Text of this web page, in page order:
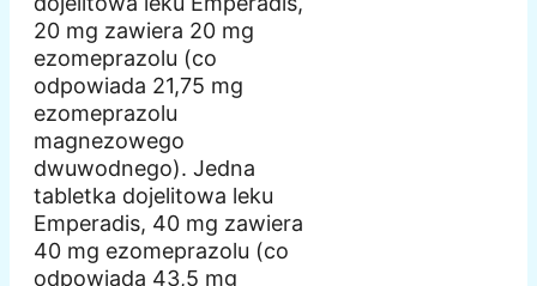
20 mg zawiera 20 mg
ezomeprazolu (co
odpowiada 21,75 mg
ezomeprazolu
magnezowego
dwuwodnego). Jedna
tabletka dojelitowa leku
Emperadis, 40 mg zawiera
40 mg ezomeprazolu (co
odpowiada 43,5 mg